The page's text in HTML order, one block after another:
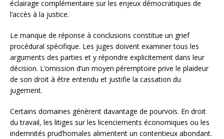
éclairage complémentaire sur les enjeux démocratiques de
l’accès à la justice.
Le manque de réponse à conclusions constitue un grief
procédural spécifique. Les juges doivent examiner tous les
arguments des parties et y répondre explicitement dans leur
décision. L’omission d’un moyen péremptoire prive le plaideur
de son droit à être entendu et justifie la cassation du
jugement.
Certains domaines génèrent davantage de pourvois. En droit
du travail, les litiges sur les licenciements économiques ou les
indemnités prud’homales alimentent un contentieux abondant.